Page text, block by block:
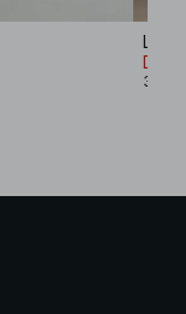
DKK
3